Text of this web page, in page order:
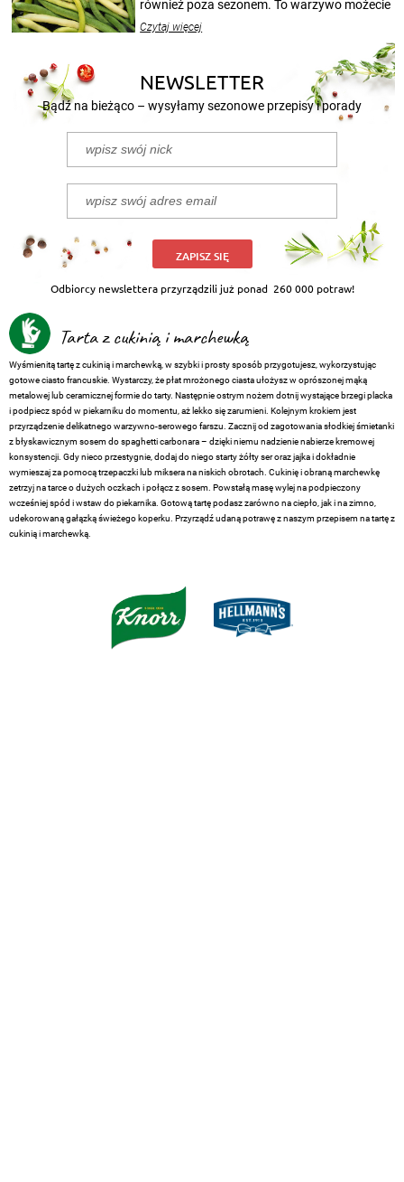
również poza sezonem. To warzywo możecie
nasze propozycje!
Czytaj więcej
NEWSLETTER
Bądź na bieżąco – wysyłamy sezonowe przepisy i porady
ZAPISZ SIĘ
Odbiorcy newslettera przyrządzili już ponad 260 000 potraw!
Tarta z cukinią i marchewką
Wyśmienitą tartę z cukinią i marchewką, w szybki i prosty sposób przygotujesz, wykorzystując
gotowe ciasto francuskie. Wystarczy, że płat mrożonego ciasta ułożysz w oprószonej mąką
metalowej lub ceramicznej formie do tarty. Następnie ostrym nożem dotnij wystające brzegi placka
i podpiecz spód w piekarniku do momentu, aż lekko się zarumieni. Kolejnym krokiem jest
przyrządzenie delikatnego warzywno-serowego farszu. Zacznij od zagotowania słodkiej śmietanki
z błyskawicznym sosem do spaghetti carbonara – dzięki niemu nadzienie nabierze kremowej
konsystencji. Gdy nieco przestygnie, dodaj do niego starty żółty ser oraz jajka i dokładnie
wymieszaj za pomocą trzepaczki lub miksera na niskich obrotach. Cukinię i obraną marchewkę
zetrzyj na tarce o dużych oczkach i połącz z sosem. Powstałą masę wylej na podpieczony
wcześniej spód i wstaw do piekarnika. Gotową tartę podasz zarówno na ciepło, jak i na zimno,
udekorowaną gałązką świeżego koperku. Przyrządź udaną potrawę z naszym przepisem na tartę z
cukinią i marchewką.